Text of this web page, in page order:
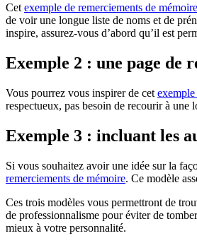
Cet exemple de remerciements de mémoire
de voir une longue liste de noms et de
inspire, assurez-vous d’abord qu’il est
Exemple 2 : une page de
Vous pourrez vous inspirer de cet
respectueux, pas besoin de recourir à une
Exemple 3 : incluant les
Si vous souhaitez avoir une idée sur la
remerciements de mémoire. Ce modèle
Ces trois modèles vous permettront de
de professionnalisme pour éviter de
mieux à votre personnalité.